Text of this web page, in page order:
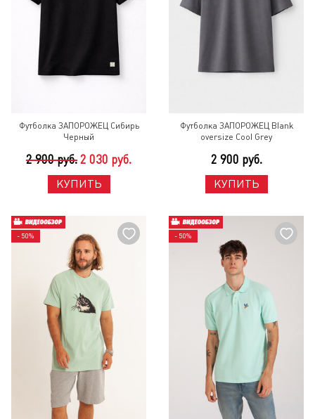
Футболка ЗАПОРОЖЕЦ Сибирь
Черный
2 900 руб. 2 030 руб.
КУПИТЬ
Футболка ЗАПОРОЖЕЦ Blank
oversize Cool Grey
2 900 руб.
КУПИТЬ
- 50% - 50%